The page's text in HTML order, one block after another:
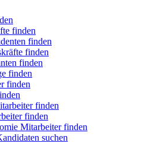
finden
finden
finden
finden
finden
finden
finden
finden
Mitarbeiter finden
suchen